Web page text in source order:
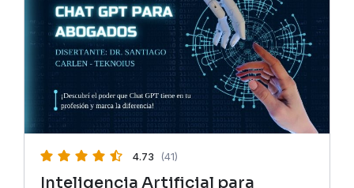
4.73 (41)
Inteligencia Artificial para